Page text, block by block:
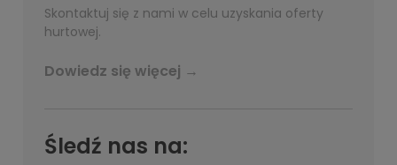
Śledź nas na:
Skontaktuj się z nami w celu uzyskania oferty
hurtowej.
Dowiedz się więcej →